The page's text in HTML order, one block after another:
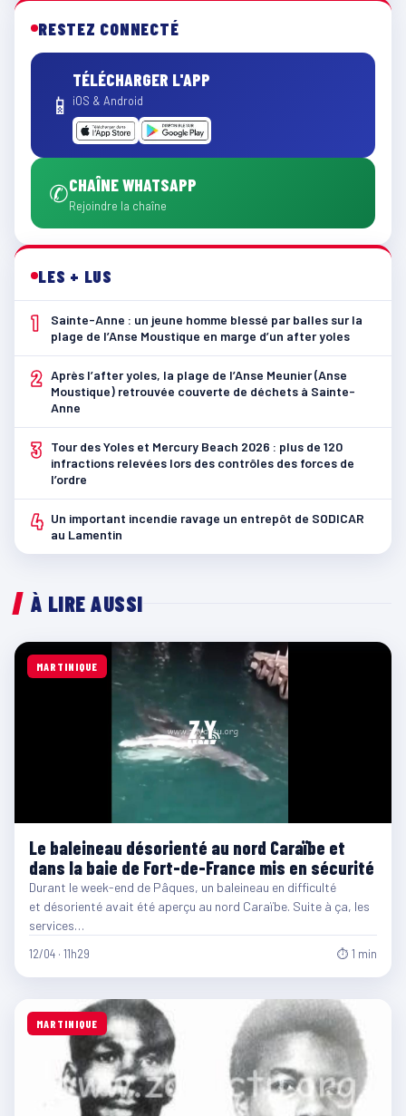
RESTEZ CONNECTÉ
📱
TÉLÉCHARGER L'APP
iOS & Android
✆CHAÎNE WHATSAPP
Rejoindre la chaîne
LES + LUS
1
Sainte-Anne : un jeune homme blessé par balles sur la
plage de l’Anse Moustique en marge d’un after yoles
2 Après l’after yoles, la plage de l’Anse Meunier (Anse
Moustique) retrouvée couverte de déchets à Sainte-
Anne
3
Tour des Yoles et Mercury Beach 2026 : plus de 120
infractions relevées lors des contrôles des forces de
l’ordre
4 Un important incendie ravage un entrepôt de SODICAR
au Lamentin
À LIRE AUSSI
MARTINIQUE
Le baleineau désorienté au nord Caraïbe et
dans la baie de Fort-de-France mis en sécurité
Durant le week-end de Pâques, un baleineau en difficulté
et désorienté avait été aperçu au nord Caraïbe. Suite à ça, les
services…
12/04 · 11h29 ⏱ 1 min
MARTINIQUE